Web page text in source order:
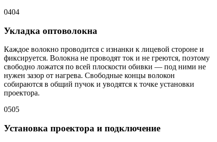
0404
Укладка оптоволокна
Каждое волокно проводится с изнанки к лицевой стороне и
фиксируется. Волокна не проводят ток и не греются, поэтому
свободно ложатся по всей плоскости обивки — под ними не
нужен зазор от нагрева. Свободные концы волокон
собираются в общий пучок и уводятся к точке установки
проектора.
0505
Установка проектора и подключение